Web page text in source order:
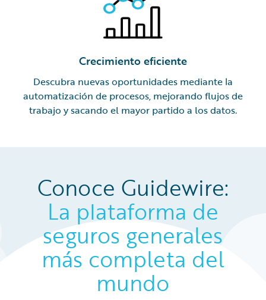
Crecimiento eficiente
Descubra nuevas oportunidades mediante la
automatización de procesos, mejorando flujos de
trabajo y sacando el mayor partido a los datos.
Conoce Guidewire:
La plataforma de
seguros generales
más completa del
mundo